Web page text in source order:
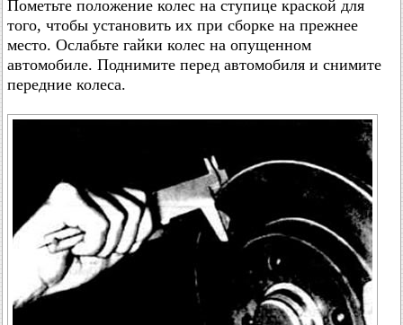
Пометьте положение колес на ступице краской для
того, чтобы установить их при сборке на прежнее
место. Ослабьте гайки колес на опущенном
автомобиле. Поднимите перед автомобиля и снимите
передние колеса.